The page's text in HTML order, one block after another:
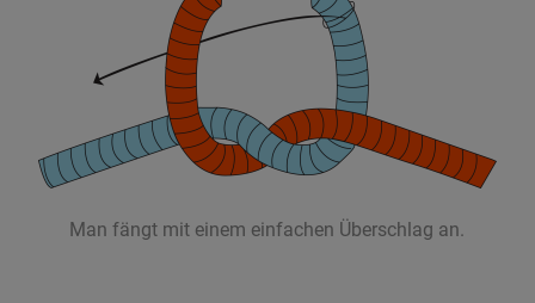
Man fängt mit einem einfachen Überschlag an.